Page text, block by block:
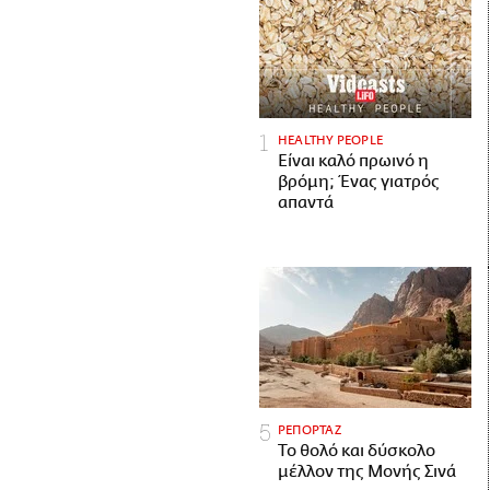
HEALTHY PEOPLE
Είναι καλό πρωινό η
βρόμη; Ένας γιατρός
απαντά
ΡΕΠΟΡΤΑΖ
Το θολό και δύσκολο
μέλλον της Μονής Σινά